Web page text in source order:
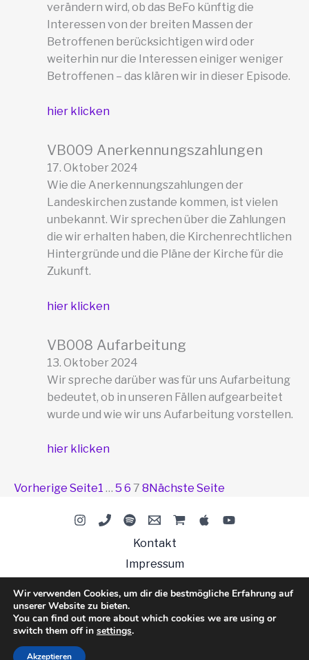
verändern wird, ob das BeFo künftig die
Interessen von der breiten Massen der
Betroffenen berücksichtigen wird oder
weiterhin nur die Interessen einiger weniger
Betroffenen – das klären wir in dieser Episode.
hier klicken
VB009 Anerkennungszahlungen
17. Oktober 2024
Wie die Anerkennungszahlungen der
Landeskirchen zustande kommen, ist vielen
unbekannt. Wir sprechen über die Zahlungen
die wir erhalten haben, die Kirchenrechtlichen
Hintergründe und die Pläne der Kirche für die
Zukunft.
hier klicken
VB008 Aufarbeitung
13. Oktober 2024
Wir spreche darüber was für uns Aufarbeitung
bedeutet, ob in unseren Fällen aufgearbeitet
wurde und wie wir uns Aufarbeitung vorstellen.
hier klicken
Vorherige Seite1 … 5 6 7 8Nächste Seite
Kontakt
Impressum
© 2026 Vertuschung beenden
Wir verwenden Cookies, um dir die bestmögliche Erfahrung auf
unserer Website zu bieten.
You can find out more about which cookies we are using or
switch them off in settings.
Akzeptieren